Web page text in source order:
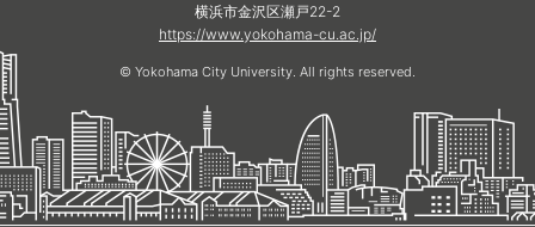
横浜市金沢区瀬戸22-2
https://www.yokohama-cu.ac.jp/
© Yokohama City University. All rights reserved.